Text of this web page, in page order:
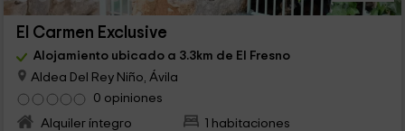
El Carmen Exclusive
Alojamiento ubicado a 3.3km de El Fresno
Aldea Del Rey Niño, Ávila
0 opiniones
Alquiler íntegro
1 habitaciones